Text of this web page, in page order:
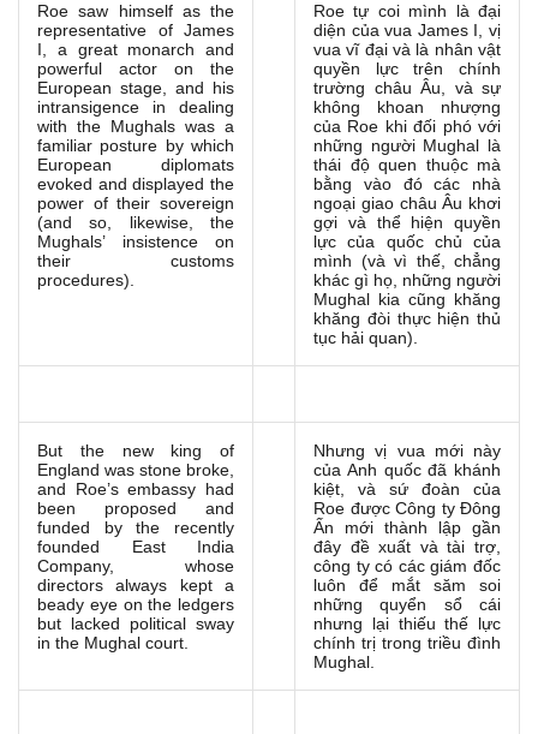
Roe saw himself as the
representative of James
I, a great monarch and
powerful actor on the
European stage, and his
intransigence in dealing
with the Mughals was a
familiar posture by which
European diplomats
evoked and displayed the
power of their sovereign
(and so, likewise, the
Mughals’ insistence on
their customs
procedures).
Roe tự coi mình là đại
diện của vua James I, vị
vua vĩ đại và là nhân vật
quyền lực trên chính
trường châu Âu, và sự
không khoan nhượng
của Roe khi đối phó với
những người Mughal là
thái độ quen thuộc mà
bằng vào đó các nhà
ngoại giao châu Âu khơi
gợi và thể hiện quyền
lực của quốc chủ của
mình (và vì thế, chẳng
khác gì họ, những người
Mughal kia cũng khăng
khăng đòi thực hiện thủ
tục hải quan).
But the new king of
England was stone broke,
and Roe’s embassy had
been proposed and
funded by the recently
founded East India
Company, whose
directors always kept a
beady eye on the ledgers
but lacked political sway
in the Mughal court.
Nhưng vị vua mới này
của Anh quốc đã khánh
kiệt, và sứ đoàn của
Roe được Công ty Đông
Ấn mới thành lập gần
đây đề xuất và tài trợ,
công ty có các giám đốc
luôn để mắt săm soi
những quyển sổ cái
nhưng lại thiếu thế lực
chính trị trong triều đình
Mughal.